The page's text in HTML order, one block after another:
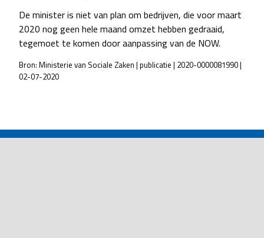
De minister is niet van plan om bedrijven, die voor maart
2020 nog geen hele maand omzet hebben gedraaid,
tegemoet te komen door aanpassing van de NOW.
Bron: Ministerie van Sociale Zaken | publicatie | 2020-0000081990 |
02-07-2020
NAVIGATION